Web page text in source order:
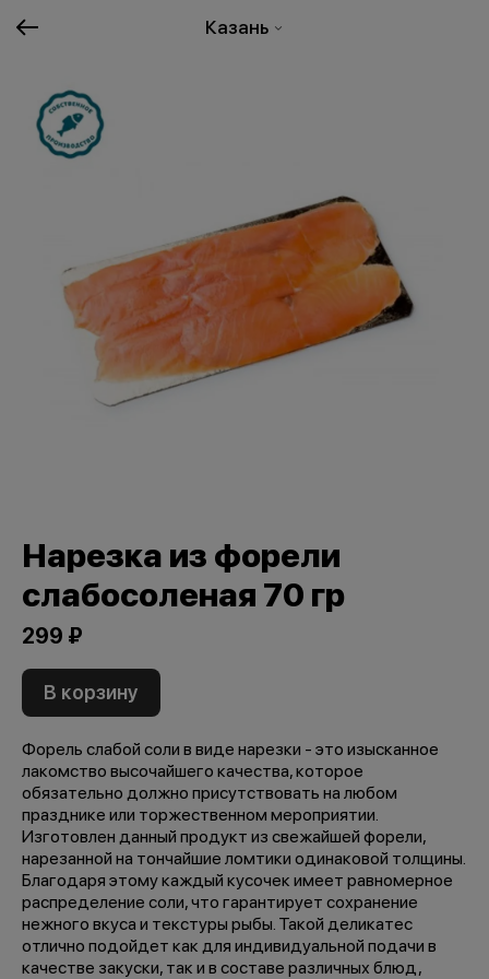
Казань
Нарезка из форели
слабосоленая 70 гр
299 ₽
В корзину
Форель слабой соли в виде нарезки - это изысканное
лакомство высочайшего качества, которое
обязательно должно присутствовать на любом
празднике или торжественном мероприятии.
Изготовлен данный продукт из свежайшей форели,
нарезанной на тончайшие ломтики одинаковой толщины.
Благодаря этому каждый кусочек имеет равномерное
распределение соли, что гарантирует сохранение
нежного вкуса и текстуры рыбы. Такой деликатес
отлично подойдет как для индивидуальной подачи в
качестве закуски, так и в составе различных блюд,